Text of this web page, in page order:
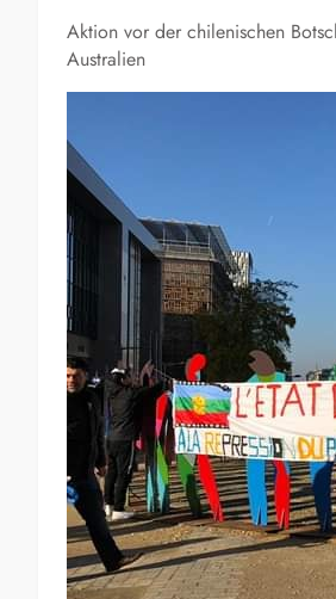
Aktion vor der chilenischen
Australien